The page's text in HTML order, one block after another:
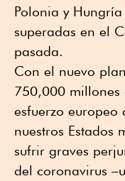
Polonia y
superadas en el
pasada.
Con el nuevo
750,000 millones
esfuerzo europeo
nuestros Estados
sufrir graves
del coronavirus